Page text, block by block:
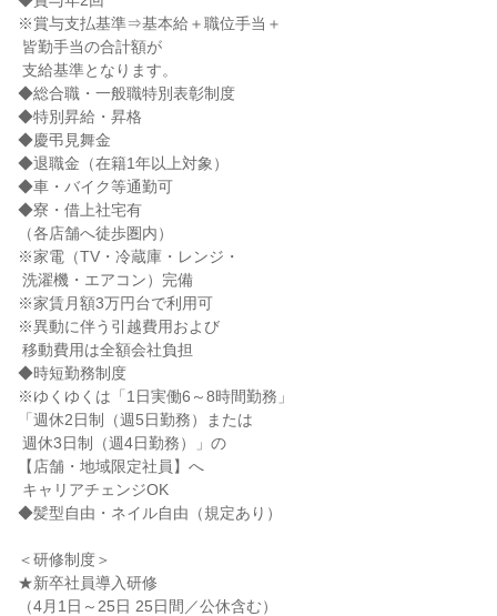
※賞与支払基準⇒基本給＋職位手当＋
◆総合職・一般職特別表彰制度
◆特別昇給・昇格
◆慶弔見舞金
◆退職金（在籍1年以上対象）
◆車・バイク等通勤可
◆寮・借上社宅有
（各店舗へ徒歩圏内）
※家電（TV・冷蔵庫・レンジ・
※家賃月額3万円台で利用可
※異動に伴う引越費用および
◆時短勤務制度
※ゆくゆくは「1日実働6～8時間勤務」
「週休2日制（週5日勤務）または
【店舗・地域限定社員】へ
◆髪型自由・ネイル自由（規定あり）
＜研修制度＞
★新卒社員導入研修
（4月1日～25日 25日間／公休含む）